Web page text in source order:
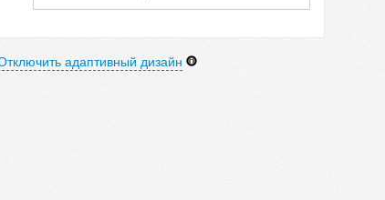
адаптивный дизайн